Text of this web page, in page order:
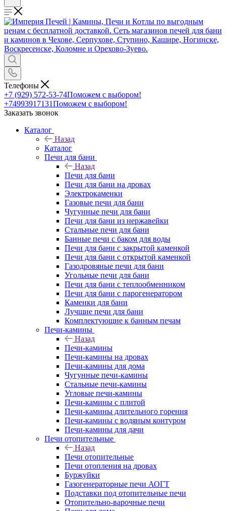
Телефоны
+7 (929) 572-53-74Поможем с выбором!
+74993917131Поможем с выбором!
Заказать звонок
Каталог
Назад
Каталог
Печи для бани
Назад
Печи для бани
Печи для бани на дровах
Электрокаменки
Газовые печи для бани
Чугунные печи для бани
Печи для бани из нержавейки
Стальные печи для бани
Банные печи с баком для воды
Печи для бани с закрытой каменкой
Печи для бани с открытой каменкой
Газодровяные печи для бани
Угольные печи для бани
Печи для бани с теплообменником
Печи для бани с парогенератором
Каменки для бани
Лучшие печи для бани
Комплектующие к банным печам
Печи-камины
Назад
Печи-камины
Печи-камины на дровах
Печи-камины для дома
Чугунные печи-камины
Стальные печи-камины
Угловые печи-камины
Печи-камины с плитой
Печи-камины длительного горения
Печи-камины с водяным контуром
Печи-камины для дачи
Печи отопительные
Назад
Печи отопительные
Печи отопления на дровах
Буржуйки
Газогенераторные печи АОГТ
Подставки под отопительные печи
Отопительно-варочные печи